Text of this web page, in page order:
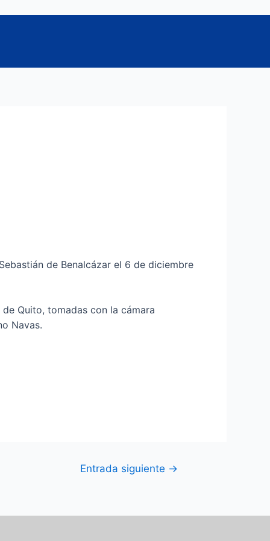
de Benalcázar el 6 de diciembre
Quito, tomadas con la cámara
Navas.
Entrada siguiente →